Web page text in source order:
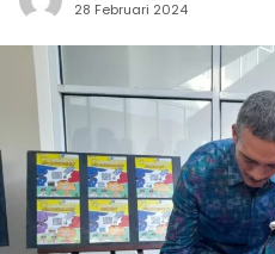
28 Februari 2024